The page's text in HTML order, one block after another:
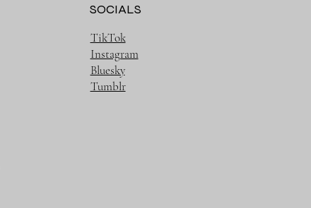
SOCIALS
TikTok
Instagram
Bluesky
Tumblr